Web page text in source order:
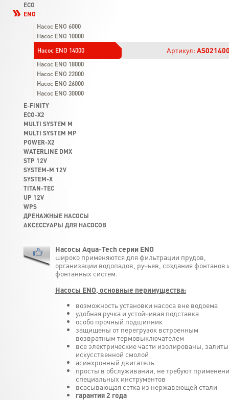
ECO
ENO
Насос ENO 6000
Насос ENO 10000
Насос ENO 14000
Артикул:
Насос ENO 18000
Насос ENO 22000
Насос ENO 26000
Насос ENO 30000
E-FINITY
ECO-X2
MULTI SYSTEM M
MULTI SYSTEM MP
POWER-X2
WATERLINE DMX
STP 12V
SYSTEM-M 12V
SYSTEM-X
TITAN-TEC
UP 12V
WPS
ДРЕНАЖНЫЕ НАСОСЫ
АКСЕССУАРЫ ДЛЯ НАСОСОВ
Насосы Aqua-Tech серии ENO
широко применяются для фильтрации прудов,
организации водопадов, ручьев, создания фонтанов
фонтанных систем.
Насосы ENO, основные перимущества:
возможность установки насоса вне водоема
удобная ручка и устойчивая подставка
особо прочный подшипник
защищены от перегрузок встроенным
возвратным термовыключателем
все электрические части изолированы, залиты
искусственной смолой
асинхронный двигатель
просты в обслуживании, не требуют
специальных инструментов
всасывающая сетка из нержавеющей стали
гарантия 2 года